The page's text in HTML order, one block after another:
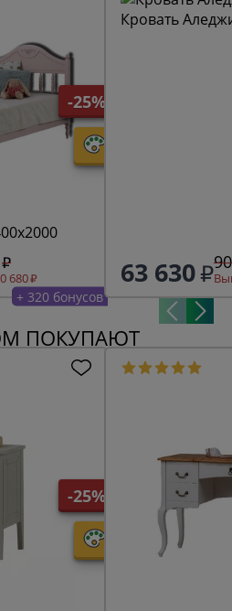
-25%
680
+ 320 бонусов
Кровать
63 630
ПОКУПАЮТ
-25%